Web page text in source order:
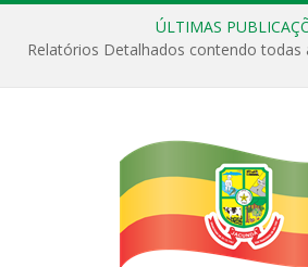
ÚLTIMAS